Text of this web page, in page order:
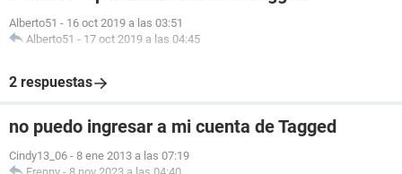
Alberto51 - 16 oct 2019 a las 03:51
Alberto51 - 17 oct 2019 a las 04:45
2 respuestas
no puedo ingresar a mi cuenta de Tagged
Cindy13_06 - 8 ene 2013 a las 07:19